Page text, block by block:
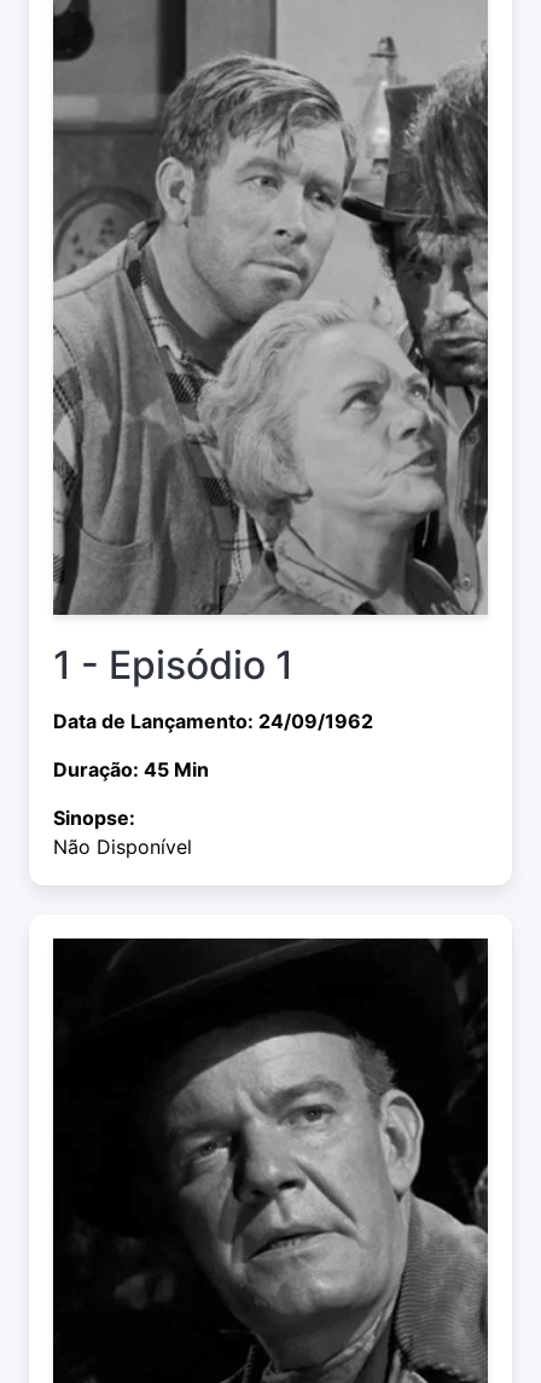
1 - Episódio 1
Data de Lançamento: 24/09/1962
Duração: 45 Min
Sinopse:
Não Disponível